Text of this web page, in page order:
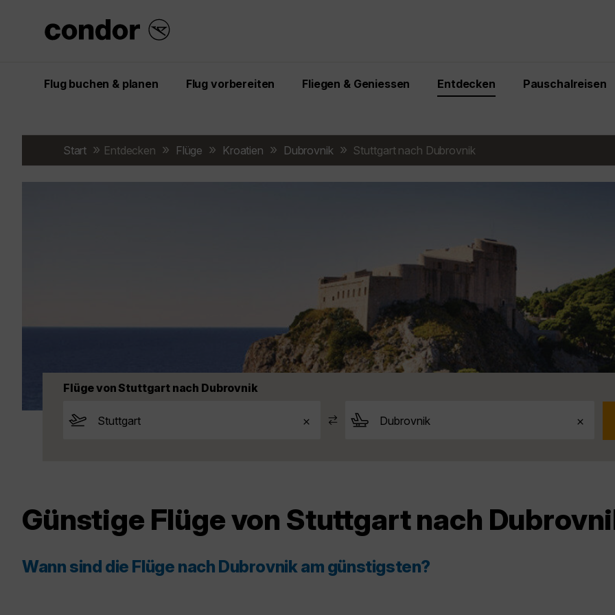
Flug buchen & planen Flug vorbereiten Fliegen & Geniessen Entdecken Pauschalreisen
Start Entdecken Flüge Kroatien Dubrovnik Stuttgart nach Dubrovnik
Flüge von Stuttgart nach Dubrovnik
Günstige Flüge von Stuttgart nach
Wann sind die Flüge nach Dubrovnik am günstigsten?